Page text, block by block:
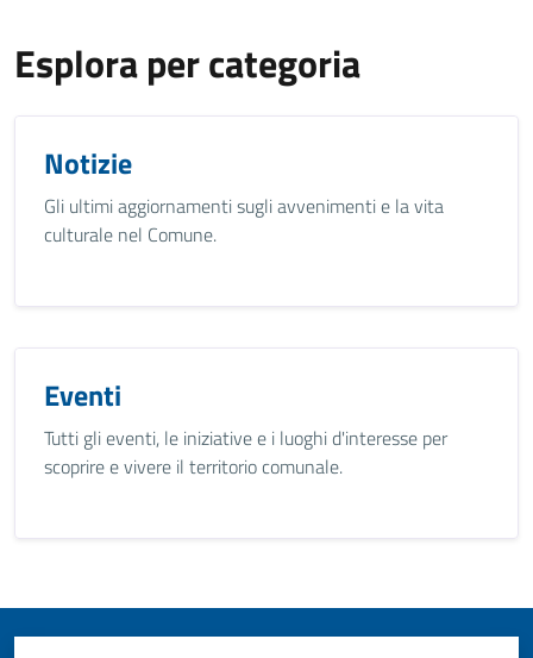
Esplora per categoria
Notizie
Gli ultimi aggiornamenti sugli avvenimenti e la vita
culturale nel Comune.
Eventi
Tutti gli eventi, le iniziative e i luoghi d'interesse per
scoprire e vivere il territorio comunale.